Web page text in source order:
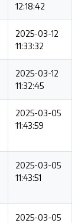
12:18:42
2025-03-12
11:33:32
2025-03-12
11:32:45
2025-03-05
11:43:59
2025-03-05
11:43:51
2025-03-05